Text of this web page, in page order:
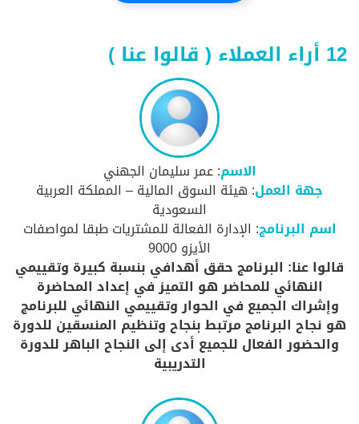
12 أراء العملاء ( قالوا عنا )
الاسم: عمر سليمان الجهني
جهة العمل: هيئة السوق المالية – المملكة العربية
السعودية
اسم البرنامج: الإدارة الفعالة للمشتريات طبقا لمواصفات
الأيزو 9000
قالوا عنا: البرنامج حقق أهدافي بنسبة كبيرة وتقييمي
النهائي للمحاضر هو التميز في إعداد المحاضرة
وإشراك الجميع في الحوار وتقييمي النهائي للبرنامج
هو نجاح البرنامج مرتبط بنجاح وتنظيم المنسقين للدورة
والحضور الفعال للجميع أدى إلى النجاح الباهر للدورة
التدريبية